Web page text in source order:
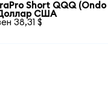
Short QQQ (Ondo
США
38,31 $